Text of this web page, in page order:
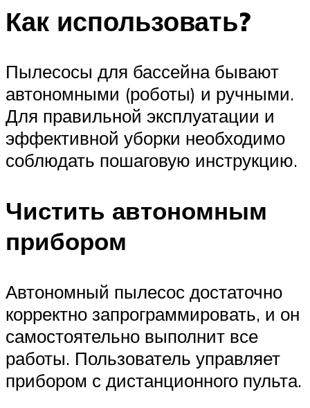
Как использовать?
Пылесосы для бассейна бывают
автономными (роботы) и ручными.
Для правильной эксплуатации и
эффективной уборки необходимо
соблюдать пошаговую инструкцию.
Чистить автономным
прибором
Автономный пылесос достаточно
корректно запрограммировать, и он
самостоятельно выполнит все
работы. Пользователь управляет
прибором с дистанционного пульта.